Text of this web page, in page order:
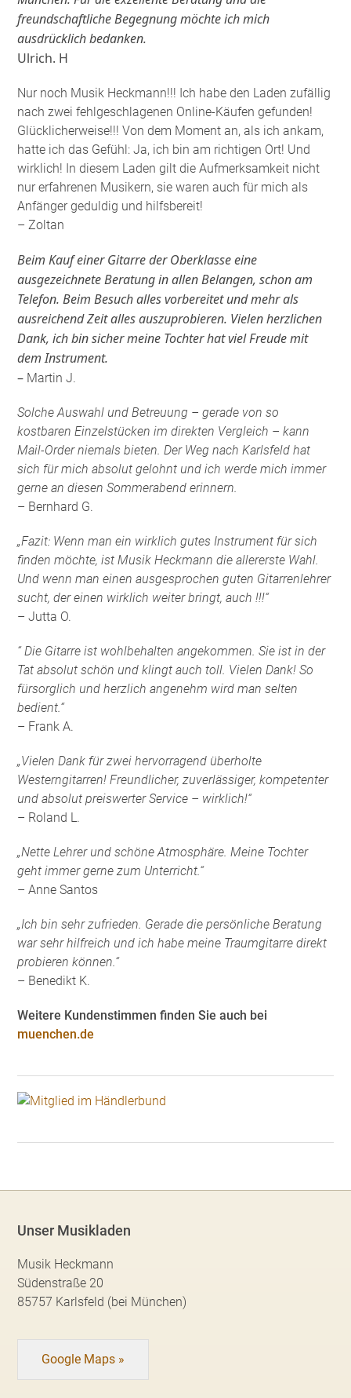
freundschaftliche Begegnung möchte ich mich
ausdrücklich bedanken.
Ulrich. H
Nur noch Musik Heckmann!!! Ich habe den Laden zufällig
nach zwei fehlgeschlagenen Online-Käufen gefunden!
Glücklicherweise!!! Von dem Moment an, als ich ankam,
hatte ich das Gefühl: Ja, ich bin am richtigen Ort! Und
wirklich! In diesem Laden gilt die Aufmerksamkeit nicht
nur erfahrenen Musikern, sie waren auch für mich als
Anfänger geduldig und hilfsbereit!
– Zoltan
Beim Kauf einer Gitarre der Oberklasse eine
ausgezeichnete Beratung in allen Belangen, schon am
Telefon. Beim Besuch alles vorbereitet und mehr als
ausreichend Zeit alles auszuprobieren. Vielen herzlichen
Dank, ich bin sicher meine Tochter hat viel Freude mit
dem Instrument.
– Martin J.
Solche Auswahl und Betreuung – gerade von so
kostbaren Einzelstücken im direkten Vergleich – kann
Mail-Order niemals bieten. Der Weg nach Karlsfeld hat
sich für mich absolut gelohnt und ich werde mich immer
gerne an diesen Sommerabend erinnern.
– Bernhard G.
„Fazit: Wenn man ein wirklich gutes Instrument für sich
finden möchte, ist Musik Heckmann die allererste Wahl.
Und wenn man einen ausgesprochen guten Gitarrenlehrer
sucht, der einen wirklich weiter bringt, auch !!!“
– Jutta O.
“ Die Gitarre ist wohlbehalten angekommen. Sie ist in der
Tat absolut schön und klingt auch toll. Vielen Dank! So
fürsorglich und herzlich angenehm wird man selten
bedient.“
– Frank A.
„Vielen Dank für zwei hervorragend überholte
Westerngitarren! Freundlicher, zuverlässiger, kompetenter
und absolut preiswerter Service – wirklich!“
– Roland L.
„Nette Lehrer und schöne Atmosphäre. Meine Tochter
geht immer gerne zum Unterricht.“
– Anne Santos
„Ich bin sehr zufrieden. Gerade die persönliche Beratung
war sehr hilfreich und ich habe meine Traumgitarre direkt
probieren können.“
– Benedikt K.
Weitere Kundenstimmen finden Sie auch bei
muenchen.de
Unser Musikladen
Musik Heckmann
Südenstraße 20
85757 Karlsfeld (bei München)
Google Maps »